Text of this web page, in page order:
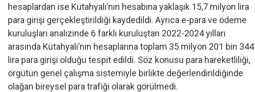
hesaplardan ise Kütahyalı’nın hesabına yaklaşık 15,7 milyon lira
para girişi gerçekleştirildiği kaydedildi. Ayrıca e-para ve ödeme
kuruluşları analizinde 6 farklı kuruluştan 2022-2024 yılları
arasında Kütahyalı’nın hesaplarına toplam 35 milyon 201 bin 344
lira para girişi olduğu tespit edildi. Söz konusu para hareketliliği,
örgütün genel çalışma sistemiyle birlikte değerlendirildiğinde
olağan bireysel para trafiği olarak görülmedi.